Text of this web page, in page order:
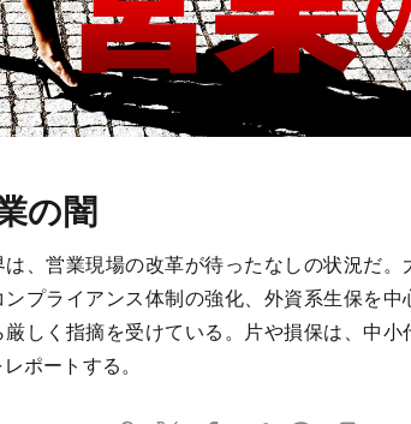
の闇
、営業現場の改革が待ったなしの状況だ
プライアンス体制の強化、外資系生保を
しく指摘を受けている。片や損保は、中
ポートする。